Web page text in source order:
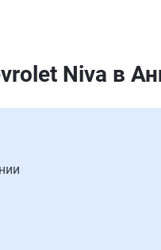
Niva в